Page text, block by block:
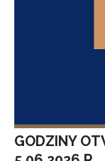
GODZINY